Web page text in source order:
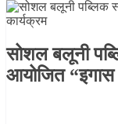
सोशल बलूनी
आयोजित “इगास